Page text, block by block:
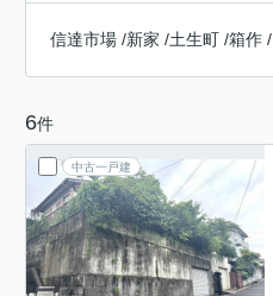
信達市場 /新家 /土生町 /箱作 /
6件
中古一戸建